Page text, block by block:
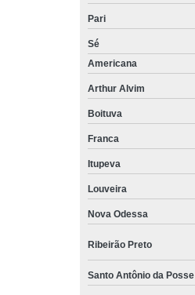
Pari
Sé
Americana
Arthur Alvim
Boituva
Franca
Itupeva
Louveira
Nova Odessa
Ribeirão Preto
Santo Antônio da Posse